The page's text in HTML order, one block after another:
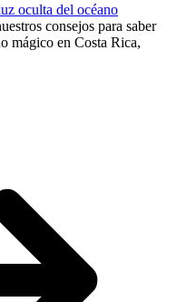
oculta del océano
consejos para saber
mágico en Costa Rica,